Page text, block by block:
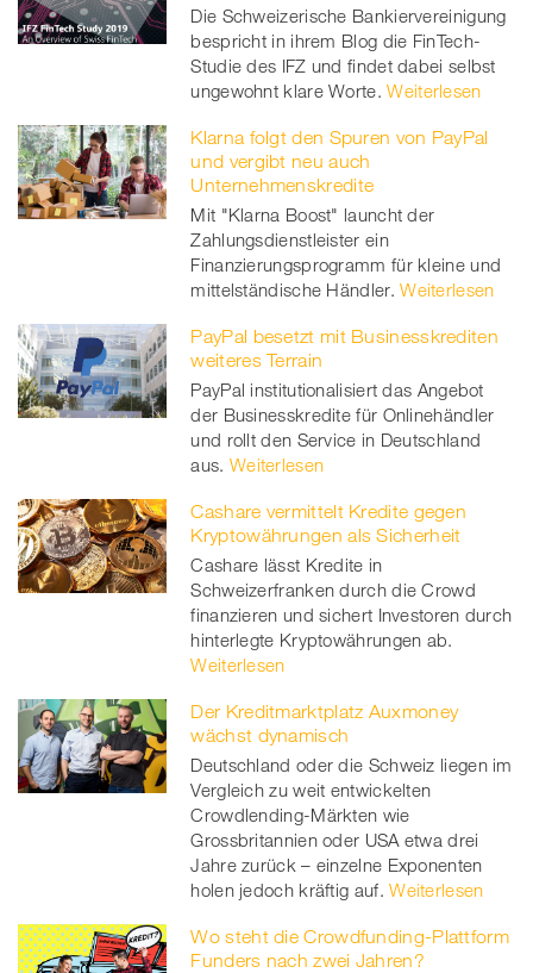
Die Schweizerische Bankiervereinigung
bespricht in ihrem Blog die FinTech-
Studie des IFZ und findet dabei selbst
ungewohnt klare Worte. Weiterlesen
Klarna folgt den Spuren von PayPal
und vergibt neu auch
Unternehmenskredite
Mit "Klarna Boost" launcht der
Zahlungsdienstleister ein
Finanzierungsprogramm für kleine und
mittelständische Händler. Weiterlesen
PayPal besetzt mit Businesskrediten
weiteres Terrain
PayPal institutionalisiert das Angebot
der Businesskredite für Onlinehändler
und rollt den Service in Deutschland
aus. Weiterlesen
Cashare vermittelt Kredite gegen
Kryptowährungen als Sicherheit
Cashare lässt Kredite in
Schweizerfranken durch die Crowd
finanzieren und sichert Investoren durch
hinterlegte Kryptowährungen ab.
Weiterlesen
Der Kreditmarktplatz Auxmoney
wächst dynamisch
Deutschland oder die Schweiz liegen im
Vergleich zu weit entwickelten
Crowdlending-Märkten wie
Grossbritannien oder USA etwa drei
Jahre zurück – einzelne Exponenten
holen jedoch kräftig auf. Weiterlesen
Wo steht die Crowdfunding-Plattform
Funders nach zwei Jahren?